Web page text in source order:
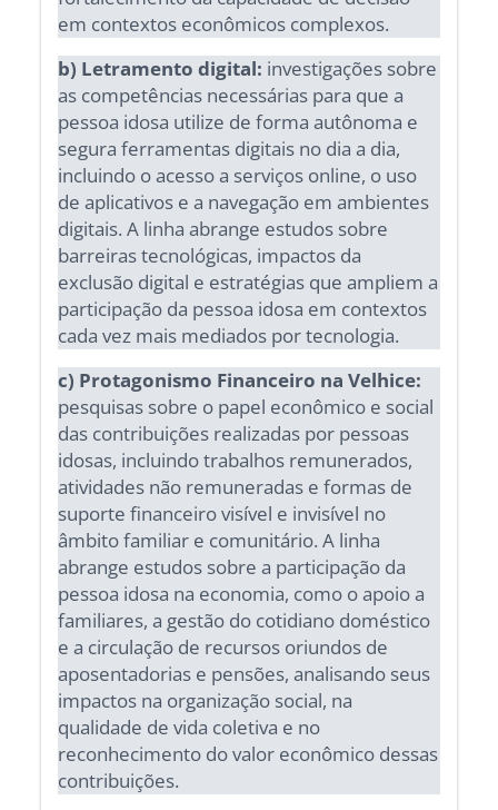
em contextos econômicos complexos.
b) Letramento digital: investigações sobre
as competências necessárias para que a
pessoa idosa utilize de forma autônoma e
segura ferramentas digitais no dia a dia,
incluindo o acesso a serviços online, o uso
de aplicativos e a navegação em ambientes
digitais. A linha abrange estudos sobre
barreiras tecnológicas, impactos da
exclusão digital e estratégias que ampliem a
participação da pessoa idosa em contextos
cada vez mais mediados por tecnologia.
c) Protagonismo Financeiro na Velhice:
pesquisas sobre o papel econômico e social
das contribuições realizadas por pessoas
idosas, incluindo trabalhos remunerados,
atividades não remuneradas e formas de
suporte financeiro visível e invisível no
âmbito familiar e comunitário. A linha
abrange estudos sobre a participação da
pessoa idosa na economia, como o apoio a
familiares, a gestão do cotidiano doméstico
e a circulação de recursos oriundos de
aposentadorias e pensões, analisando seus
impactos na organização social, na
qualidade de vida coletiva e no
reconhecimento do valor econômico dessas
contribuições.